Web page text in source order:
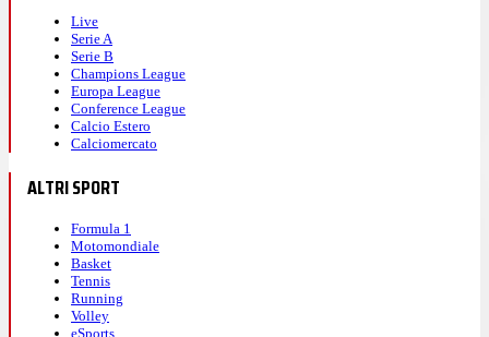
Live
Serie A
Serie B
Champions League
Europa League
Conference League
Calcio Estero
Calciomercato
ALTRI SPORT
Formula 1
Motomondiale
Basket
Tennis
Running
Volley
eSports